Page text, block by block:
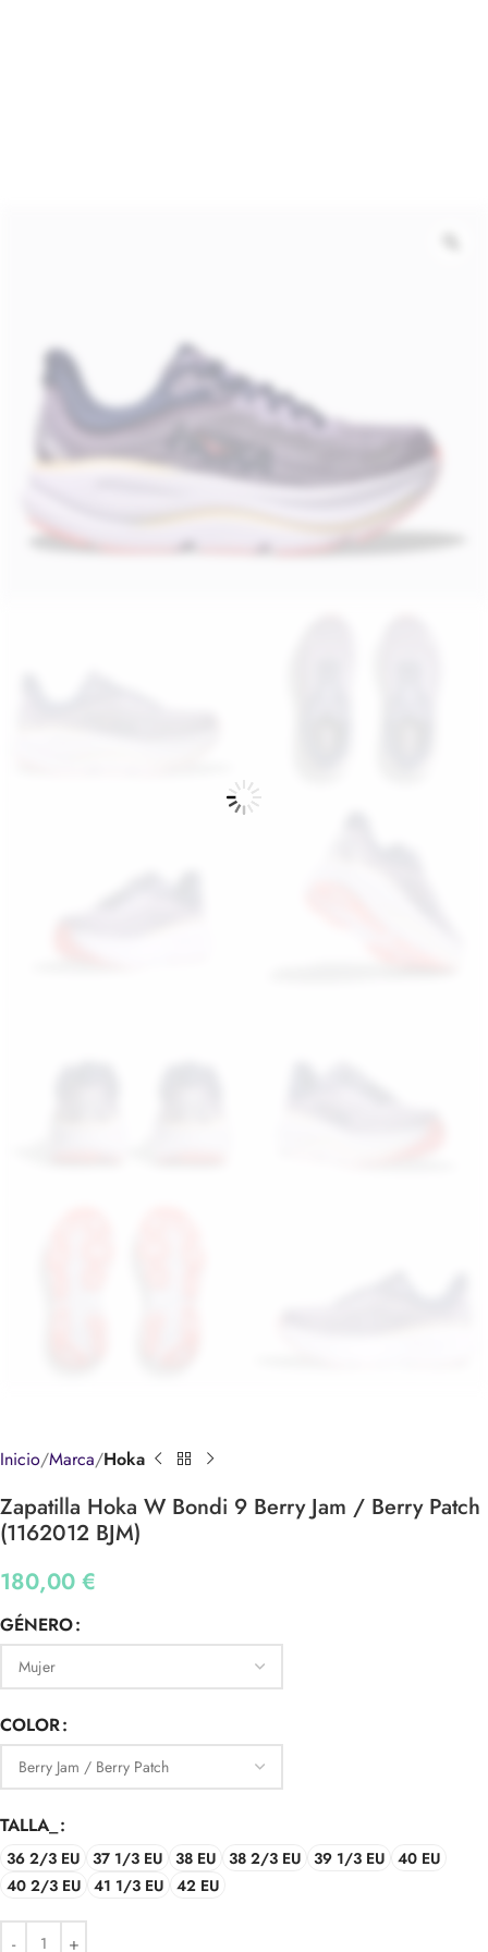
Inicio Marca Hoka
Zapatilla Hoka W Bondi 9 Berry Jam / Berry Patch
(1162012 BJM)
180,00 €
GÉNERO
COLOR
TALLA_
36 2/3 EU 37 1/3 EU 38 EU 38 2/3 EU 39 1/3 EU 40 EU
40 2/3 EU 41 1/3 EU 42 EU